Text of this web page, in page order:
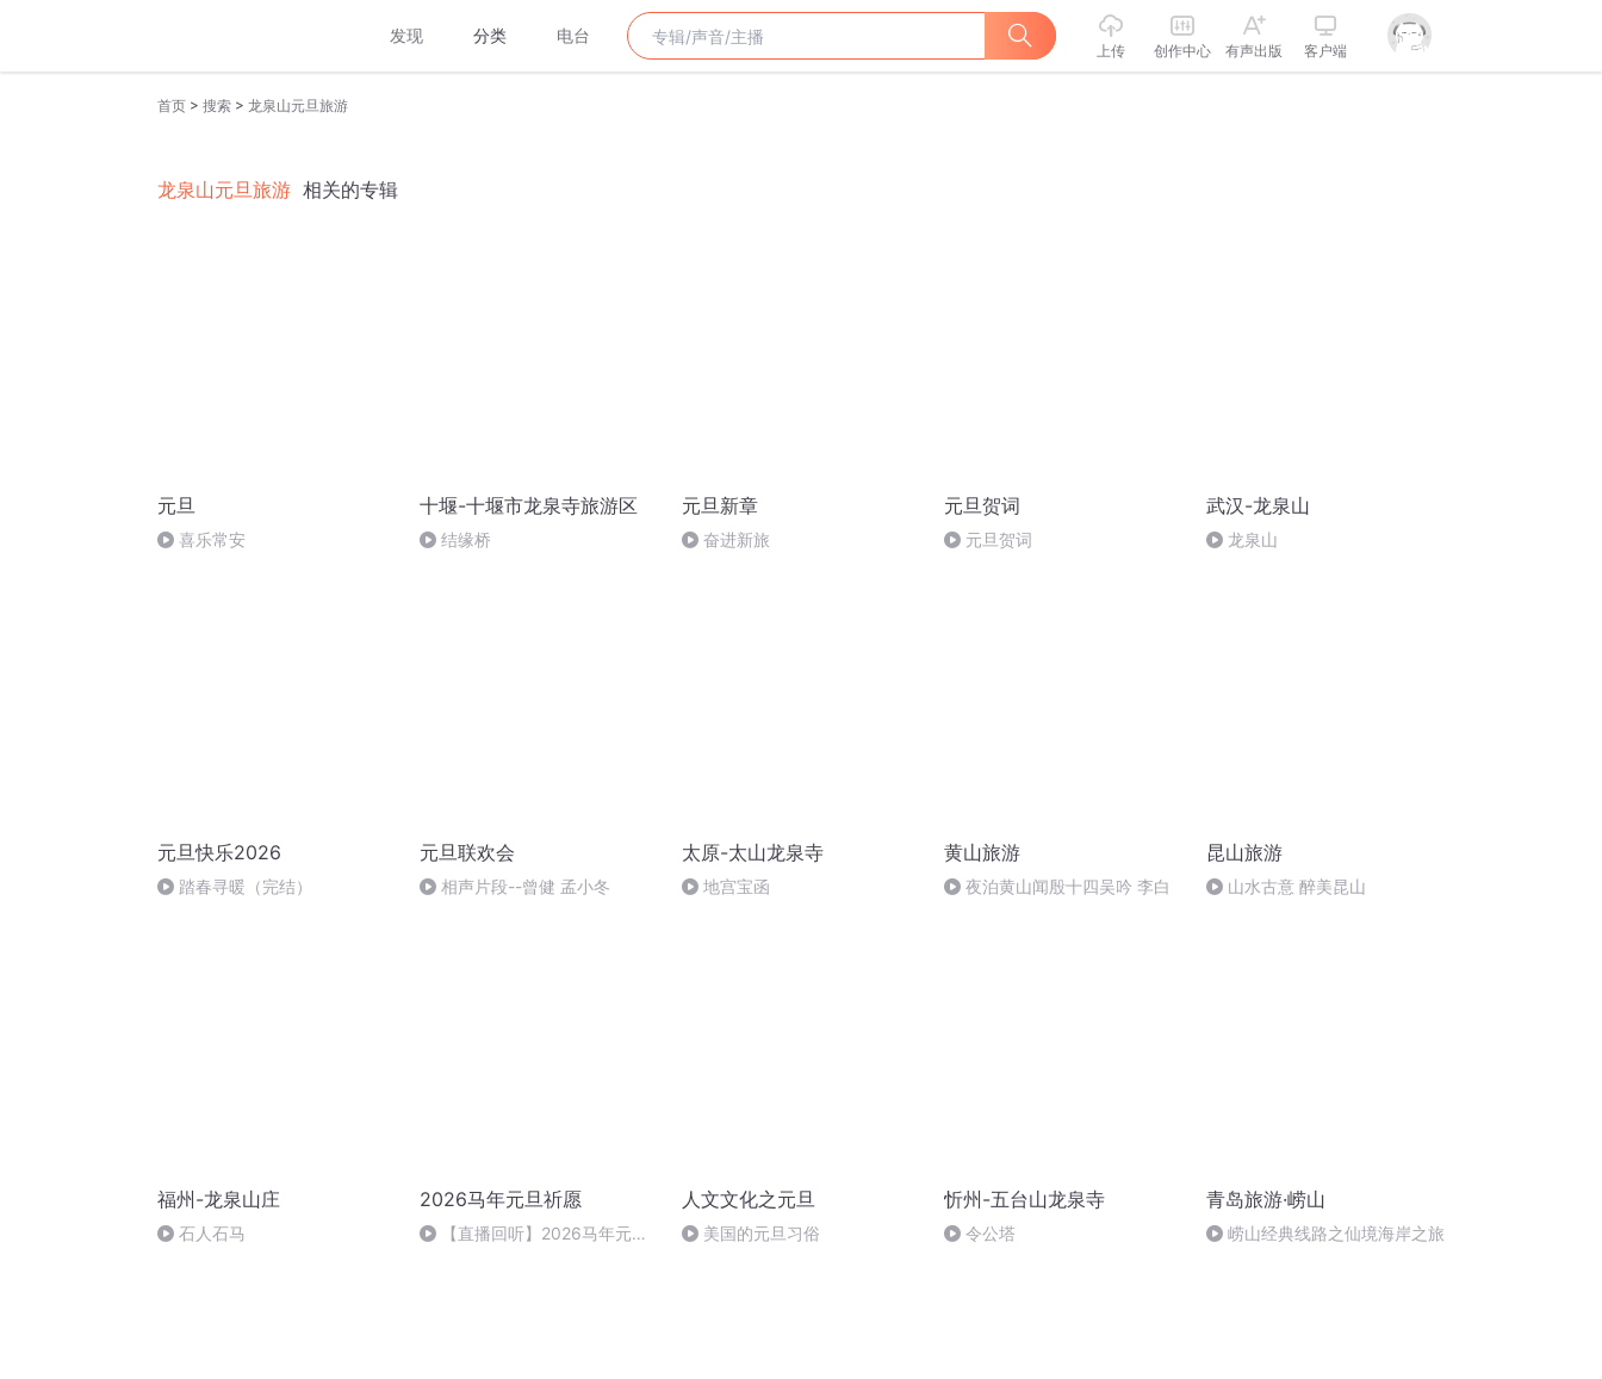
发现 分类 电台
上传 创作中心 有声出版 客户端
首页 > 搜索 > 龙泉山元旦旅游
龙泉山元旦旅游 相关的专辑
元旦
喜乐常安
十堰-十堰市龙泉寺旅游区
结缘桥
元旦新章
奋进新旅
元旦贺词
元旦贺词
武汉-龙泉山
龙泉山
元旦快乐2026
踏春寻暖（完结）
元旦联欢会
相声片段--曾健 孟小冬
太原-太山龙泉寺
地宫宝函
黄山旅游
夜泊黄山闻殷十四吴吟 李白
昆山旅游
山水古意 醉美昆山
福州-龙泉山庄
石人石马
2026马年元旦祈愿
【直播回听】2026马年元旦
人文文化之元旦
美国的元旦习俗
忻州-五台山龙泉寺
令公塔
青岛旅游·崂山
崂山经典线路之仙境海岸之旅